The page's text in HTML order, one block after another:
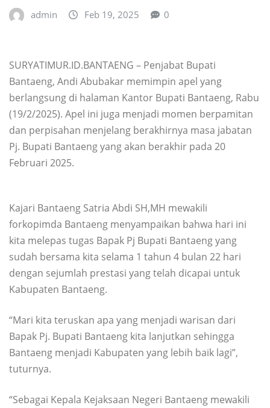
admin Feb 19, 2025 0
SURYATIMUR.ID.BANTAENG – Penjabat Bupati
Bantaeng, Andi Abubakar memimpin apel yang
berlangsung di halaman Kantor Bupati Bantaeng, Rabu
(19/2/2025). Apel ini juga menjadi momen berpamitan
dan perpisahan menjelang berakhirnya masa jabatan
Pj. Bupati Bantaeng yang akan berakhir pada 20
Februari 2025.
Kajari Bantaeng Satria Abdi SH,MH mewakili
forkopimda Bantaeng menyampaikan bahwa hari ini
kita melepas tugas Bapak Pj Bupati Bantaeng yang
sudah bersama kita selama 1 tahun 4 bulan 22 hari
dengan sejumlah prestasi yang telah dicapai untuk
Kabupaten Bantaeng.
“Mari kita teruskan apa yang menjadi warisan dari
Bapak Pj. Bupati Bantaeng kita lanjutkan sehingga
Bantaeng menjadi Kabupaten yang lebih baik lagi”,
tuturnya.
“Sebagai Kepala Kejaksaan Negeri Bantaeng mewakili